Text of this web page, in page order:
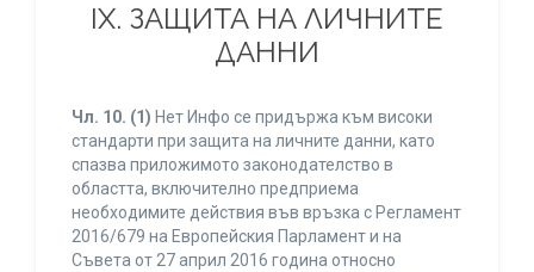
IХ. ЗАЩИТА НА ЛИЧНИТЕ
ДАННИ
Чл. 10. (1) Нет Инфо се придържа към високи
стандарти при защита на личните данни, като
спазва приложимото законодателство в
областта, включително предприема
необходимите действия във връзка с Регламент
2016/679 на Европейския Парламент и на
Съвета от 27 април 2016 година относно